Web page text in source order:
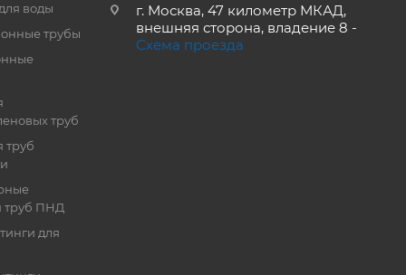
воды
трубы
труб
труб
труб ПНД
для
г. Москва, 47 километр МКАД,
внешняя сторона, владение 8 -
Схема проезда